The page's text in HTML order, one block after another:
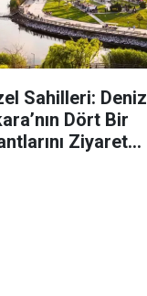
Sahilleri: Deniz
Dört Bir
Ziyaret